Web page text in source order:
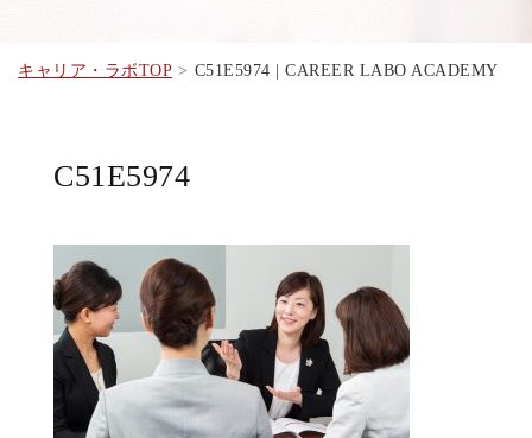
キャリア・ラボTOP C51E5974 | CAREER LABO ACADEMY
C51E5974